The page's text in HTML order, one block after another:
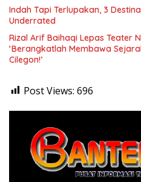
Indah Tapi Terlupakan, 3
Underrated
Rizal Arif Baihaqi Lepas Teater
‘Berangkatlah Membawa
Cilegon!’
Post Views: 696